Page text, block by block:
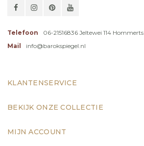
Telefoon
06-21516836 Jeltewei 114 Hommerts
Mail
info@barokspiegel.nl
KLANTENSERVICE
BEKIJK ONZE COLLECTIE
MIJN ACCOUNT